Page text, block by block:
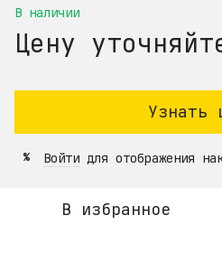
В наличии
Цену
Узнать
% Войти для отображения
В избранное